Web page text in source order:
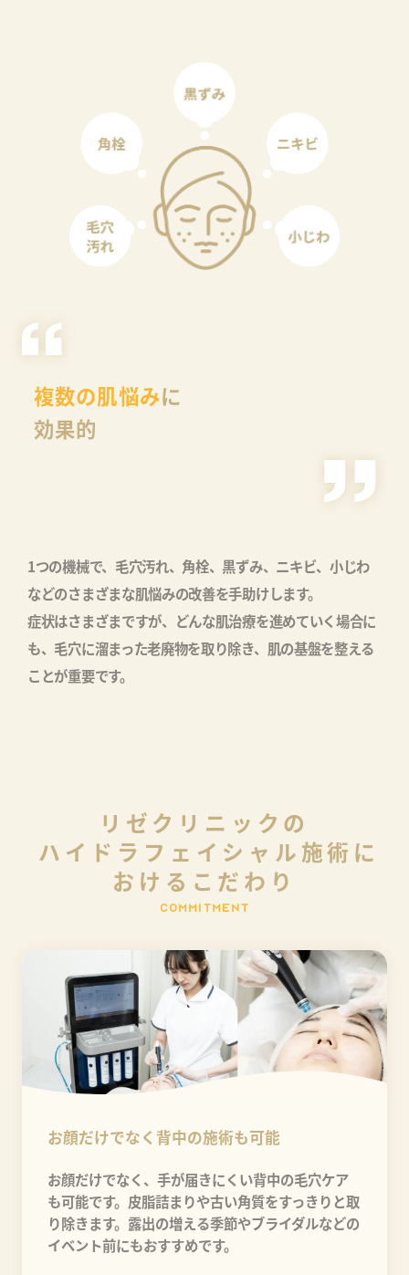
複数の肌悩みに
効果的
1つの機械で、毛穴汚れ、角栓、黒ずみ、ニキビ、小じわ
などのさまざまな肌悩みの改善を手助けします。
症状はさまざまですが、どんな肌治療を進めていく場合に
も、毛穴に溜まった老廃物を取り除き、肌の基盤を整える
ことが重要です。
リ ゼ ク リ ニ ッ ク の
ハ イ ド ラ フ ェ イ シ ャ ル 施術 に
お け る こ だ わ り
COM M I TM E N T
お顔だけでなく背中の施術も可能
お顔だけでなく、手が届きにくい背中の毛穴ケア
も可能です。皮脂詰まりや古い角質をすっきりと取
り除きます。露出の増える季節やブライダルなどの
イベント前にもおすすめです。